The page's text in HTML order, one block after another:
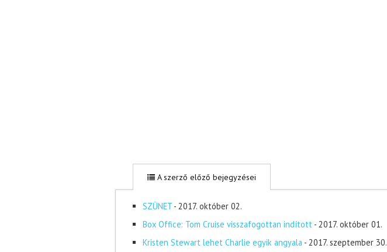
A szerző előző bejegyzései
SZÜNET - 2017. október 02.
Box Office: Tom Cruise visszafogottan indított - 2017. október 01.
Kristen Stewart lehet Charlie egyik angyala - 2017. szeptember 30.